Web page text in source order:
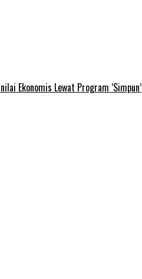
Ekonomis Lewat Program ‘Simpun’